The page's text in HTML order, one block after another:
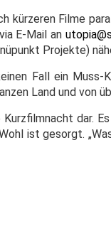
kürzeren Filme
E-Mail an
Projekte)
Fall ein Muss-
Land und von
dar.
ist gesorgt.